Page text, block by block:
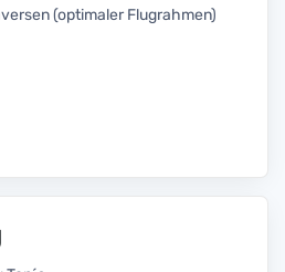
(optimaler Flugrahmen)